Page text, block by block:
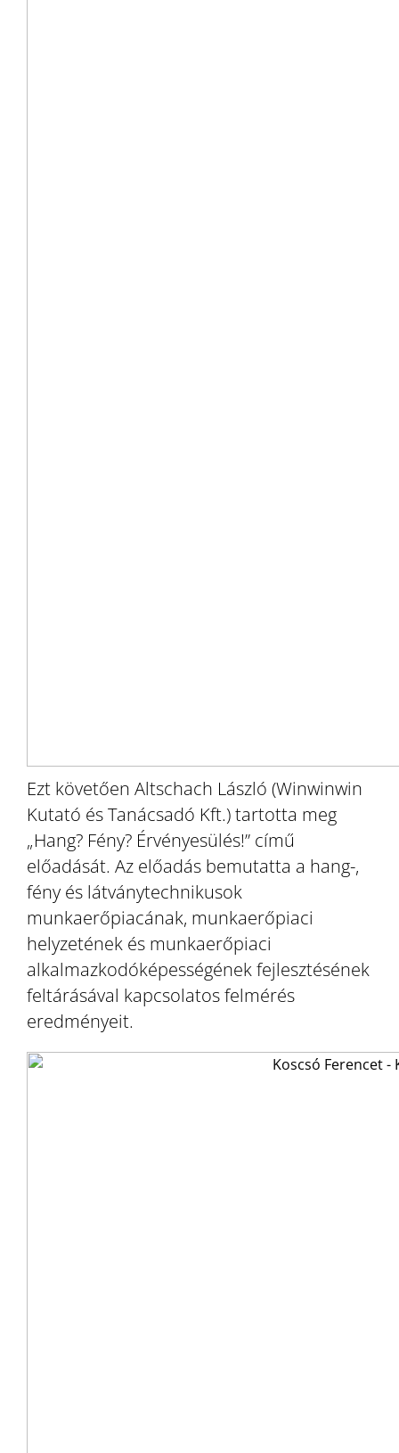
Ezt követően Altschach László (Winwinwin
Kutató és Tanácsadó Kft.) tartotta meg
„Hang? Fény? Érvényesülés!” című
előadását. Az előadás bemutatta a hang-,
fény és látványtechnikusok
munkaerőpiacának, munkaerőpiaci
helyzetének és munkaerőpiaci
alkalmazkodóképességének fejlesztésének
feltárásával kapcsolatos felmérés
eredményeit.